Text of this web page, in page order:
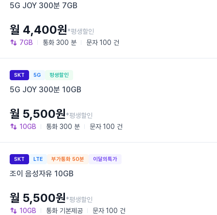
5G JOY 300분 7GB
7GB 통화 300 분 문자 100 건
월 4,400원*평생할인
SKT 5G 평생할인
5G JOY 300분 10GB
10GB 통화 300 분 문자 100 건
월 5,500원*평생할인
SKT LTE 부가통화 50분 이달의특가
조이 음성자유 10GB
10GB 통화 기본제공 문자 100 건
월 5,500원*평생할인